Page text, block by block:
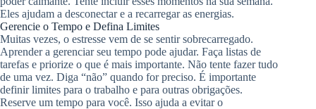
Eles ajudam a desconectar e a recarregar as energias.
Gerencie o Tempo e Defina Limites
Muitas vezes, o estresse vem de se sentir sobrecarregado.
Aprender a gerenciar seu tempo pode ajudar. Faça listas de
tarefas e priorize o que é mais importante. Não tente fazer tudo
de uma vez. Diga “não” quando for preciso. É importante
definir limites para o trabalho e para outras obrigações.
Reserve um tempo para você. Isso ajuda a evitar o